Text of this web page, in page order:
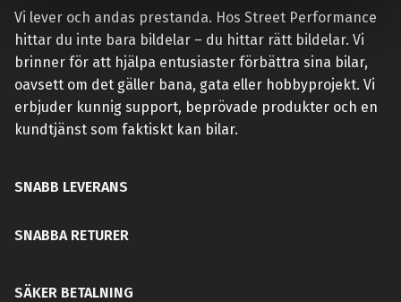
Vi lever och andas prestanda. Hos Street Performance
hittar du inte bara bildelar – du hittar rätt bildelar. Vi
brinner för att hjälpa entusiaster förbättra sina bilar,
oavsett om det gäller bana, gata eller hobbyprojekt. Vi
erbjuder kunnig support, beprövade produkter och en
kundtjänst som faktiskt kan bilar.
SNABB LEVERANS
SNABBA RETURER
SÄKER BETALNING